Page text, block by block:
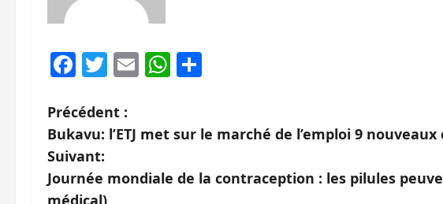
Facebook
Twitter
EmailWhatsApp
N
a
v
Précédent :
Bukavu: l’ETJ met sur le marché de l’emploi 9
Suivant:
Journée mondiale de la contraception : les pilules
médical)